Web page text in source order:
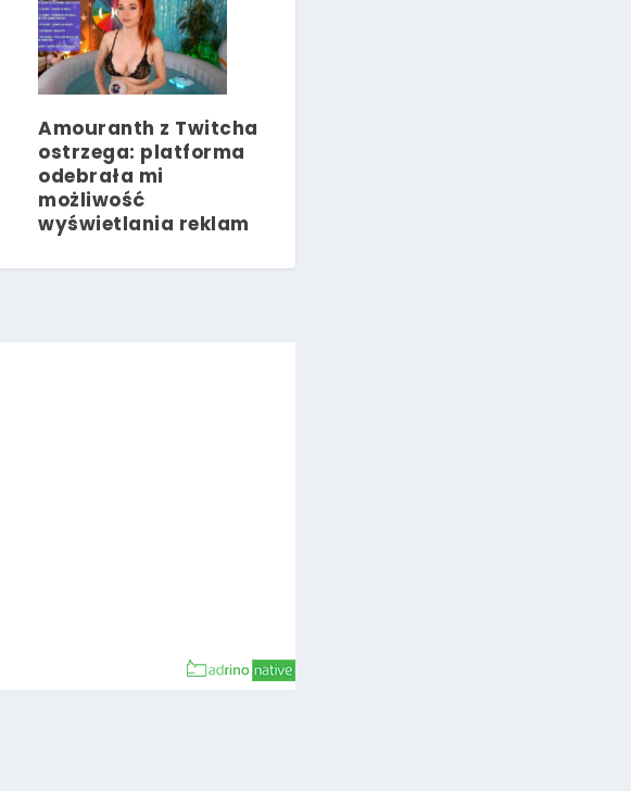
Amouranth z Twitcha
ostrzega: platforma
odebrała mi
możliwość
wyświetlania reklam